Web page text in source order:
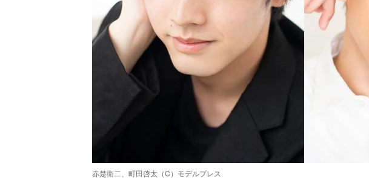
赤楚衛二、町田啓太（C）モデルプレス